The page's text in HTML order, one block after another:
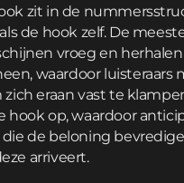
zit in de
de hook zelf. De
vroeg en
waardoor luisteraars
zich eraan vast te
hook op, waardoor
de beloning
arriveert.